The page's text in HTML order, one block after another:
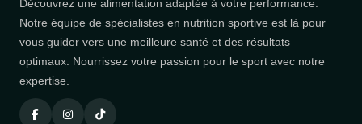
Découvrez une alimentation adaptée à votre performance.
Notre équipe de spécialistes en nutrition sportive est là pour
vous guider vers une meilleure santé et des résultats
optimaux. Nourrissez votre passion pour le sport avec notre
expertise.